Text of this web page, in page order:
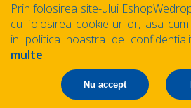
Prin folosirea site-ului
cu folosirea cookie-urilor, asa
in politica noastra de
multe
Nu accept